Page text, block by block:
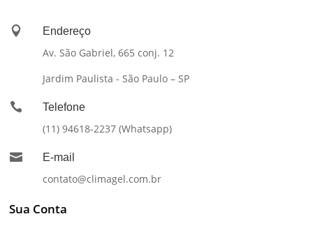
 Endereço
Av. São Gabriel, 665 conj. 12
Jardim Paulista - São Paulo – SP
 Telefone
(11) 94618-2237 (Whatsapp)
 E-mail
contato@climagel.com.br
Sua Conta